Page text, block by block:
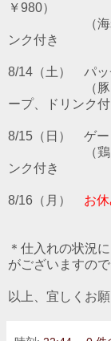
￥980）
（海老のカ
ンク付き
8/14（土） パッ
（豚肉のス
ープ、ドリンク付
8/15（日） ゲー
（鶏肉入り
ンク付き
8/16（月） お
＊仕入れの状況
がございますの
以上、宜しくお